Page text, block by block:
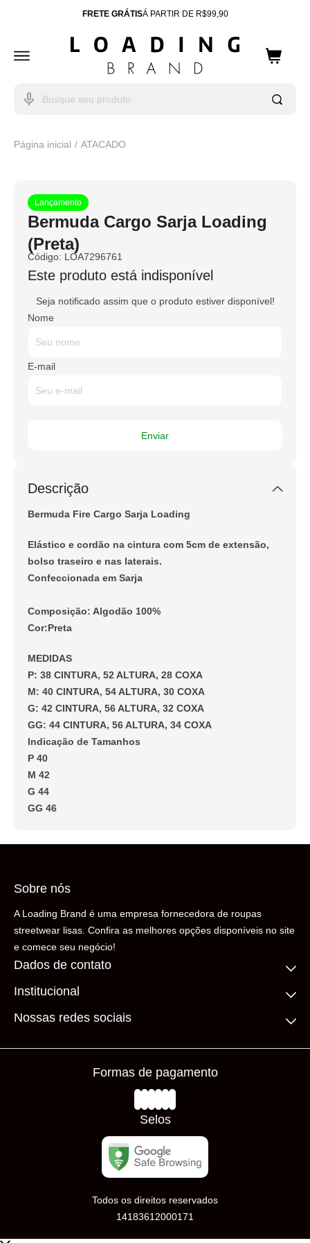
FRETE GRÁTISÁ PARTIR DE R$99,90
ENTREGA PARA TODO BRASIL
10% OFFCUPOM: WELCOME
Página inicial ATACADO
Lançamento
Bermuda Cargo Sarja Loading
(Preta)
Código: LOA7296761
Este produto está indisponível
Seja notificado assim que o produto estiver disponível!
Nome
E-mail
Descrição
Bermuda Fire Cargo Sarja Loading
Elástico e cordão na cintura com 5cm de extensão,
bolso traseiro e nas laterais.
Confeccionada em Sarja
Composição: Algodão 100%
Cor:Preta
MEDIDAS
P: 38 CINTURA, 52 ALTURA, 28 COXA
M: 40 CINTURA, 54 ALTURA, 30 COXA
G: 42 CINTURA, 56 ALTURA, 32 COXA
GG: 44 CINTURA, 56 ALTURA, 34 COXA
Indicação de Tamanhos
P 40
M 42
G 44
GG 46
Sobre nós
A Loading Brand é uma empresa fornecedora de roupas
streetwear lisas. Confira as melhores opções disponíveis no site
e comece seu negócio!
Dados de contato
(11) 99306-5206
Fale conosco
Institucional
Quem somos
Frete Grátis
Prazos de Entrega
Nossas redes sociais
Formas de pagamento
Selos
Todos os direitos reservados
14183612000171